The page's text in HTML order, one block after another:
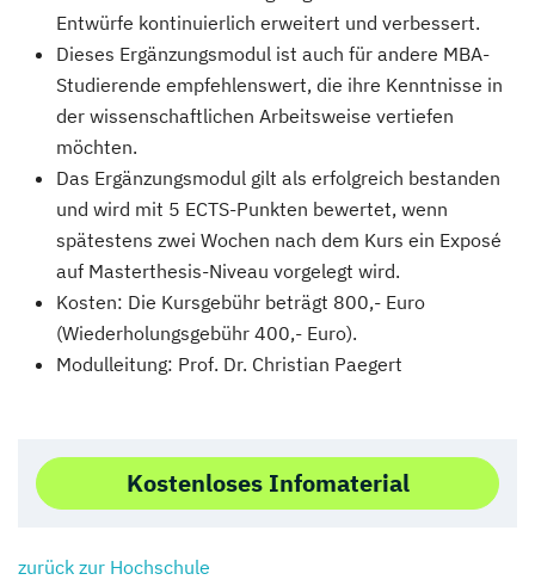
Entwürfe kontinuierlich erweitert und verbessert.
Dieses Ergänzungsmodul ist auch für andere MBA-
Studierende empfehlenswert, die ihre Kenntnisse in
der wissenschaftlichen Arbeitsweise vertiefen
möchten.
Das Ergänzungsmodul gilt als erfolgreich bestanden
und wird mit 5 ECTS-Punkten bewertet, wenn
spätestens zwei Wochen nach dem Kurs ein Exposé
auf Masterthesis-Niveau vorgelegt wird.
Kosten: Die Kursgebühr beträgt 800,- Euro
(Wiederholungsgebühr 400,- Euro).
Modulleitung: Prof. Dr. Christian Paegert
Kostenloses Infomaterial
zurück zur Hochschule